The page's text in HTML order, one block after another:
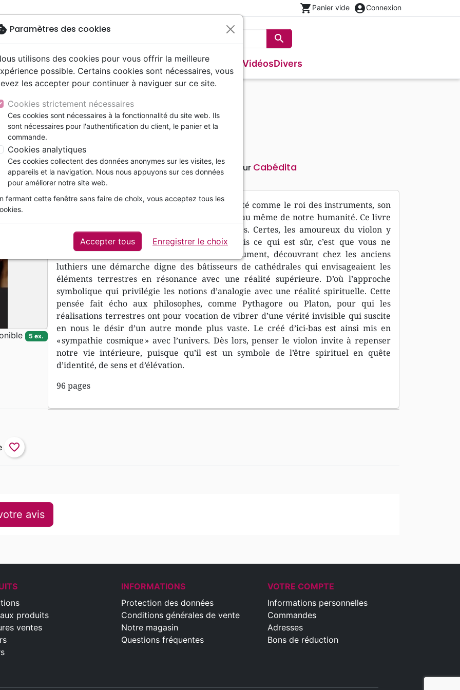
shopping_cart Panier vide account_circleConnexion
search
Rechercher
NouveautésBibles
courant
Français fondamental
Autres versions
Bibles d'étude
Nouveaux Testaments
Livres
société, politique
cadeaux
couple
Témoignages, biographies
Romans
Bandes dessinées
Prière, adoration, louange
Jeunesse
jeunes
jeunesse
méditations jeunesse
Enseignement jeunesse
Livres d'activités
CD Jeunesse
Musique
Soul
de fête
Compilations
Rap, Hip-hop
Recueils et partitions
Vidéos
conférences
animés
Histoires vraies, témoignages
Documentaires, reportages
Divers
cadeaux
Accessoires de Bible
- Dialogue sur la vie intérieure
Coeur à corps avec un violon
Thierry Lenoir
RéférenceCABE5018 EAN9782889850181 Editeur Cabédita
Description
Le violon ne laisse personne indifférent. Réputé comme le roi des instruments, son
étonnante origine plonge ses racines au berceau même de notre humanité. Ce livre
ne s’adresse pas en exclusivité aux violonistes. Certes, les amoureux du violon y
trouveront de quoi nourrir leur passion. Mais ce qui est sûr, c’est que vous ne
porterez plus le même regard sur cet instrument, découvrant chez les anciens
luthiers une démarche digne des bâtisseurs de cathédrales qui envisageaient les
éléments terrestres en résonance avec une réalité supérieure. D’où l’approche
symbolique qui privilégie les notions d’analogie avec une réalité spirituelle. Cette
pensée fait écho aux philosophes, comme Pythagore ou Platon, pour qui les
réalisations terrestres ont pour vocation de vibrer d’une vérité invisible qui suscite
en nous le désir d’un autre monde plus vaste. Le créé d’ici-bas est ainsi mis en
« sympathie cosmique » avec l’univers. Dès lors, penser le violon invite à repenser
notre vie intérieure, puisque qu’il est un symbole de l’être spirituel en quête
d’identité, de sens et d’élévation.
96 pages
5 ex.
favorite_border
avis
produits
ventes
INFORMATIONS
Protection des données
Conditions générales de vente
Notre magasin
Questions fréquentes
VOTRE COMPTE
Informations personnelles
Commandes
Adresses
Bons de réduction
Paramètres des cookies
utilisons des cookies pour vous offrir la meilleure
possible. Certains cookies sont nécessaires, vous
les accepter pour continuer à naviguer sur ce site.
Cookies strictement nécessaires
Ces cookies sont nécessaires à la fonctionnalité du site web. Ils
sont nécessaires pour l'authentification du client, le panier et la
commande.
Cookies analytiques
Ces cookies collectent des données anonymes sur les visites, les
appareils et la navigation. Nous nous appuyons sur ces données
pour améliorer notre site web.
fermant cette fenêtre sans faire de choix, vous acceptez tous les
Accepter tous Enregistrer le choix